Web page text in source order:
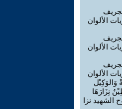
الألوان
الألوان
الألوان
وَالوَكِيْل
نِزَارَهَا
الشهيد نزا